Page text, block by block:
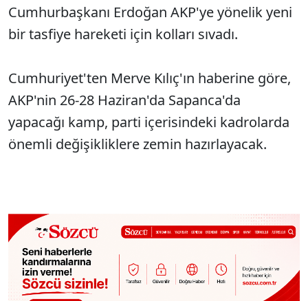
Cumhurbaşkanı Erdoğan AKP'ye yönelik yeni
bir tasfiye hareketi için kolları sıvadı.
Cumhuriyet'ten Merve Kılıç'ın haberine göre,
AKP'nin 26-28 Haziran'da Sapanca'da
yapacağı kamp, parti içerisindeki kadrolarda
önemli değişikliklere zemin hazırlayacak.